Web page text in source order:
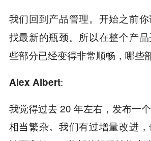
我们回到产品管理。开始之前
找最新的瓶颈。所以在整个产
些部分已经变得非常顺畅，哪些
Alex Albert:
我觉得过去 20 年左右，发布一
相当繁杂。我们有过增量改进